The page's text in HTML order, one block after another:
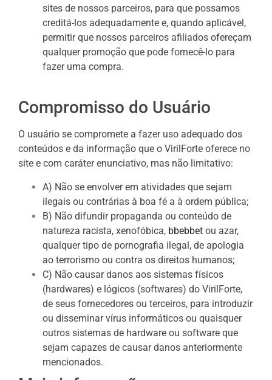
sites de nossos parceiros, para que possamos
creditá-los adequadamente e, quando aplicável,
permitir que nossos parceiros afiliados ofereçam
qualquer promoção que pode fornecê-lo para
fazer uma compra.
Compromisso do Usuário
O usuário se compromete a fazer uso adequado dos
conteúdos e da informação que o VirilForte oferece no
site e com caráter enunciativo, mas não limitativo:
A) Não se envolver em atividades que sejam
ilegais ou contrárias à boa fé a à ordem pública;
B) Não difundir propaganda ou conteúdo de
natureza racista, xenofóbica, bbebbet ou azar,
qualquer tipo de pornografia ilegal, de apologia
ao terrorismo ou contra os direitos humanos;
C) Não causar danos aos sistemas físicos
(hardwares) e lógicos (softwares) do VirilForte,
de seus fornecedores ou terceiros, para introduzir
ou disseminar vírus informáticos ou quaisquer
outros sistemas de hardware ou software que
sejam capazes de causar danos anteriormente
mencionados.